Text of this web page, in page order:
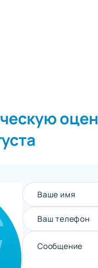
Ваше имя
Ваш телефон
Сообщение